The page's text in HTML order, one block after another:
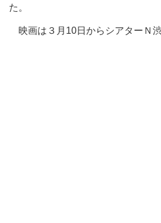
た。
映画は３月10日からシアターＮ